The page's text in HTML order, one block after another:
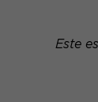
Este